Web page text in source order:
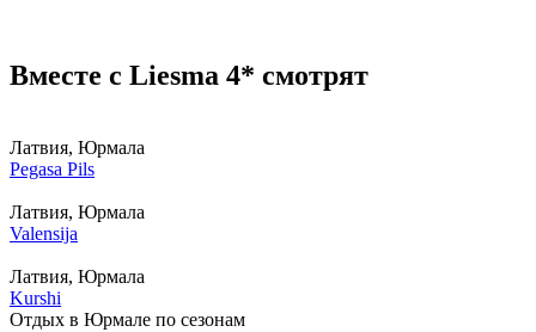
Вместе с Liesma 4* смотрят
Латвия, Юрмала
Pegasa Pils
Латвия, Юрмала
Valensija
Латвия, Юрмала
Kurshi
Отдых в Юрмале по сезонам